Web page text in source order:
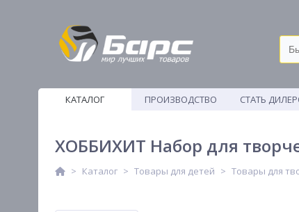
КАТАЛОГ
ПРОИЗВОДСТВО
СТАТЬ
ХОББИХИТ Набор для
Каталог Товары для детей Товары для